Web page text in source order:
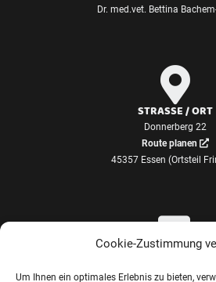
Cookie-Zustimmung
Um Ihnen ein optimales Erlebnis zu bieten,
Dr. med.vet. Bettina
STRASSE / ORT
Donnerberg 22
Route planen
45357 Essen (Ortsteil
0201 693180